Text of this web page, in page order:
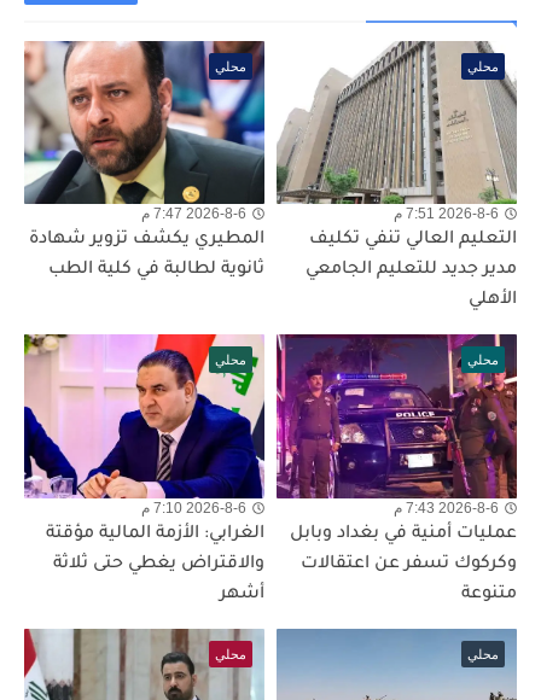
محلي
2026-8-6 7:51 م
التعليم العالي تنفي تكليف
مدير جديد للتعليم الجامعي
الأهلي
محلي
2026-8-6 7:47 م
المطيري يكشف تزوير شهادة
ثانوية لطالبة في كلية الطب
محلي
2026-8-6 7:43 م
عمليات أمنية في بغداد وبابل
وكركوك تسفر عن اعتقالات
متنوعة
محلي
2026-8-6 7:10 م
الغرابي: الأزمة المالية مؤقتة
والاقتراض يغطي حتى ثلاثة
أشهر
محلي محلي